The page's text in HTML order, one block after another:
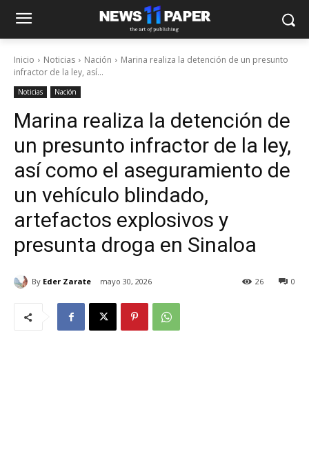
Inicio Noticias Nación
Marina realiza la detención de un presunto
infractor de la ley, así...
Noticias Nación
Marina realiza la detención de
un presunto infractor de la ley,
así como el aseguramiento de
un vehículo blindado,
artefactos explosivos y
presunta droga en Sinaloa
By Eder Zarate mayo 30, 2026 0
26